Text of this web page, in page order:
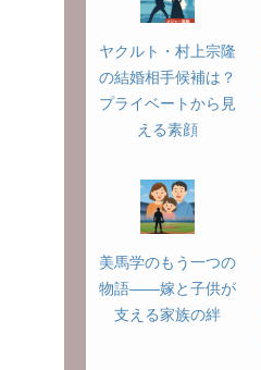
ヤクルト・村上宗隆
の結婚相手候補は？
プライベートから見
える素顔
美馬学のもう一つの
物語――嫁と子供が
支える家族の絆